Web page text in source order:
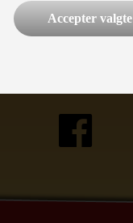
Accepter valgte